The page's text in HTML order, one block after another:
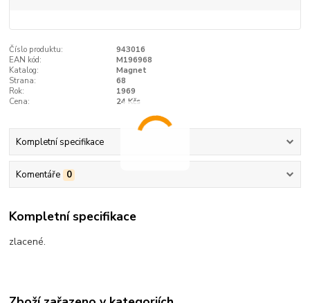
Číslo produktu:
943016
EAN kód:
M196968
Katalog:
Magnet
Strana:
68
Rok:
1969
Cena:
24 Kčs
Kompletní specifikace
Komentáře 0
Kompletní specifikace
zlacené.